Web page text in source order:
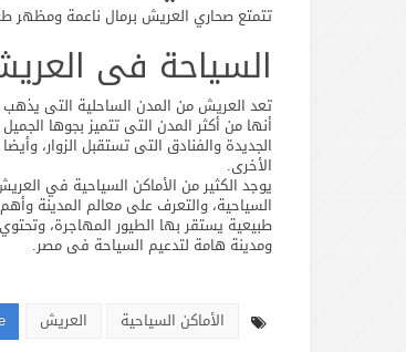
تتمتع صحاري العريش برمال ناعمة ومظهر
السياحة فى
تعد العريش من المدن الساحلية التى يذهب
أنها من أكثر المدن التى تتميز بجوها
الجديدة والفنادق التى تستقبل الزوار،
الأخرى.
يوجد الكثير من الأماكن السياحية في
السياحية، والتعرف على معالم المدينة
طبيعية يستقر بها الطيور المهاجرة،
ومدينة هامة لتدعيم السياحة فى مصر.
الأماكن السياحية العريش